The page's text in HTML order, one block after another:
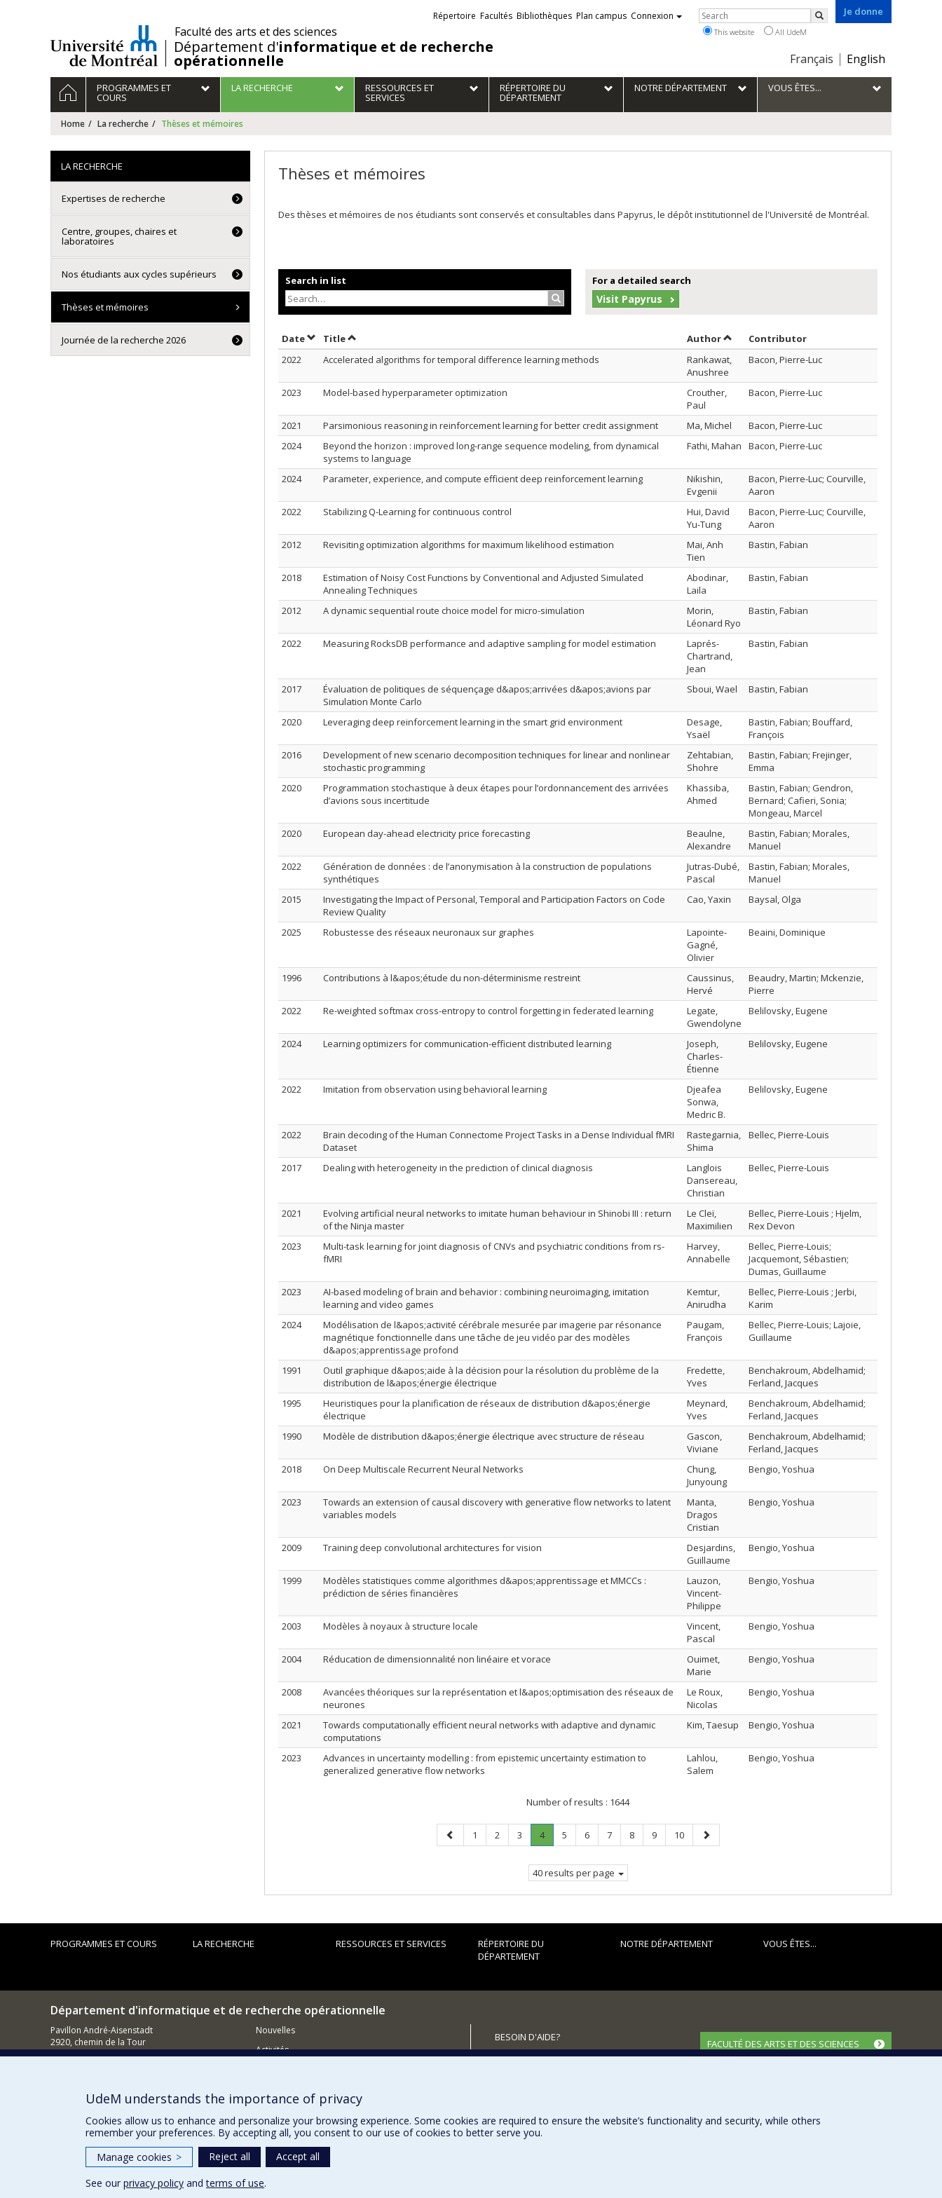
/Faculté des arts et des sciences
Département d'informatique et de recherche
opérationnelle
Je donne
Choix
la
langue
Français English
Liens
externes
Répertoire Facultés Bibliothèques Plan campus Connexion Rechercher
Search
This website All UdeM
Navigation
principale
HOMEPROGRAMMES ET
COURS
LA RECHERCHE RESSOURCES ET
SERVICES
RÉPERTOIRE DU
DÉPARTEMENT
NOTRE DÉPARTEMENT VOUS ÊTES...
Home La recherche Thèses et mémoires
Thèses et mémoires
Des thèses et mémoires de nos étudiants sont conservés et consultables dans Papyrus, le dépôt institutionnel de l'Université de Montréal.
Search in list
Search…
For a detailed search
Visit Papyrus
DateSort by date in ascending order
TitleSort by title in ascending order AuthorSort by author in ascending order
Contributor
2022
Accelerated algorithms for temporal difference learning methods
Rankawat,
Anushree
Bacon, Pierre-Luc
2023 Model-based hyperparameter optimization
Crouther,
Paul
Bacon, Pierre-Luc
2021 Parsimonious reasoning in reinforcement learning for better credit assignment Ma, Michel
Bacon, Pierre-Luc
2024
Beyond the horizon : improved long-range sequence modeling, from dynamical
systems to language
Fathi, Mahan Bacon, Pierre-Luc
2024 Parameter, experience, and compute efficient deep reinforcement learning
Nikishin,
Evgenii
Bacon, Pierre-Luc; Courville,
Aaron
2022
Stabilizing Q-Learning for continuous control
Hui, David
Yu-Tung
Bacon, Pierre-Luc; Courville,
Aaron
2012
Revisiting optimization algorithms for maximum likelihood estimation
Mai, Anh
Tien
Bastin, Fabian
2018
Estimation of Noisy Cost Functions by Conventional and Adjusted Simulated
Annealing Techniques
Abodinar,
Laila
Bastin, Fabian
2012 A dynamic sequential route choice model for micro-simulation
Morin,
Léonard Ryo
Bastin, Fabian
2022 Measuring RocksDB performance and adaptive sampling for model estimation
Laprés-
Chartrand,
Jean
Bastin, Fabian
2017
Évaluation de politiques de séquençage d&apos;arrivées d&apos;avions par
Simulation Monte Carlo
Sboui, Wael Bastin, Fabian
2020 Leveraging deep reinforcement learning in the smart grid environment
Desage,
Ysaël
Bastin, Fabian; Bouffard,
François
2016
Development of new scenario decomposition techniques for linear and nonlinear
stochastic programming
Zehtabian,
Shohre
Bastin, Fabian; Frejinger,
Emma
2020
Programmation stochastique à deux étapes pour l’ordonnancement des arrivées
d’avions sous incertitude
Khassiba,
Ahmed
Bastin, Fabian; Gendron,
Bernard; Cafieri, Sonia;
Mongeau, Marcel
2020
European day-ahead electricity price forecasting
Beaulne,
Alexandre
Bastin, Fabian; Morales,
Manuel
2022
Génération de données : de l’anonymisation à la construction de populations
synthétiques
Jutras-Dubé,
Pascal
Bastin, Fabian; Morales,
Manuel
2015
Investigating the Impact of Personal, Temporal and Participation Factors on Code
Review Quality
Cao, Yaxin Baysal, Olga
2025 Robustesse des réseaux neuronaux sur graphes
Lapointe-
Gagné,
Olivier
Beaini, Dominique
1996 Contributions à l&apos;étude du non-déterminisme restreint
Caussinus,
Hervé
Beaudry, Martin; Mckenzie,
Pierre
2022
Re-weighted softmax cross-entropy to control forgetting in federated learning
Legate,
Gwendolyne
Belilovsky, Eugene
2024 Learning optimizers for communication-efficient distributed learning
Joseph,
Charles-
Étienne
Belilovsky, Eugene
2022 Imitation from observation using behavioral learning
Djeafea
Sonwa,
Medric B.
Belilovsky, Eugene
2022
Brain decoding of the Human Connectome Project Tasks in a Dense Individual fMRI
Dataset
Rastegarnia,
Shima
Bellec, Pierre-Louis
2017 Dealing with heterogeneity in the prediction of clinical diagnosis
Langlois
Dansereau,
Christian
Bellec, Pierre-Louis
2021
Evolving‌ ‌artificial‌ ‌neural‌ ‌networks‌‌ ‌to‌ ‌imitate‌ ‌human‌ ‌behaviour‌‌ ‌in‌ ‌Shinobi‌ ‌III‌ ‌:‌ ‌return‌
‌of‌ ‌the‌ ‌Ninja‌ ‌master‌
Le Cleï,
Maximilien
Bellec, Pierre-Louis ; Hjelm,
Rex Devon
2023
Multi-task learning for joint diagnosis of CNVs and psychiatric conditions from rs-
fMRI
Harvey,
Annabelle
Bellec, Pierre-Louis;
Jacquemont, Sébastien;
Dumas, Guillaume
2023
AI-based modeling of brain and behavior : combining neuroimaging, imitation
learning and video games
Kemtur,
Anirudha
Bellec, Pierre-Louis ; Jerbi,
Karim
2024
Modélisation de l&apos;activité cérébrale mesurée par imagerie par résonance
magnétique fonctionnelle dans une tâche de jeu vidéo par des modèles
d&apos;apprentissage profond
Paugam,
François
Bellec, Pierre-Louis; Lajoie,
Guillaume
1991
Outil graphique d&apos;aide à la décision pour la résolution du problème de la
distribution de l&apos;énergie électrique
Fredette,
Yves
Benchakroum, Abdelhamid;
Ferland, Jacques
1995
Heuristiques pour la planification de réseaux de distribution d&apos;énergie
électrique
Meynard,
Yves
Benchakroum, Abdelhamid;
Ferland, Jacques
1990
Modèle de distribution d&apos;énergie électrique avec structure de réseau
Gascon,
Viviane
Benchakroum, Abdelhamid;
Ferland, Jacques
2018
On Deep Multiscale Recurrent Neural Networks
Chung,
Junyoung
Bengio, Yoshua
2023
Towards an extension of causal discovery with generative flow networks to latent
variables models
Manta,
Dragos
Cristian
Bengio, Yoshua
2009 Training deep convolutional architectures for vision
Desjardins,
Guillaume
Bengio, Yoshua
1999
Modèles statistiques comme algorithmes d&apos;apprentissage et MMCCs :
prédiction de séries financières
Lauzon,
Vincent-
Philippe
Bengio, Yoshua
2003 Modèles à noyaux à structure locale
Vincent,
Pascal
Bengio, Yoshua
2004 Réducation de dimensionnalité non linéaire et vorace
Ouimet,
Marie
Bengio, Yoshua
2008
Avancées théoriques sur la représentation et l&apos;optimisation des réseaux de
neurones
Le Roux,
Nicolas
Bengio, Yoshua
2021
Towards computationally efficient neural networks with adaptive and dynamic
computations
Kim, Taesup Bengio, Yoshua
2023
Advances in uncertainty modelling : from epistemic uncertainty estimation to
generalized generative flow networks
Lahlou,
Salem
Bengio, Yoshua
Number of results : 1644
Previous
page
Page
1 Page
2 Page
3 Page
4.
Current
Page
5 Page
6 Page
7 Page
8 Page
9 Page
10
Next
page
40 results per page
LA RECHERCHE
Expertises de recherche
Centre, groupes, chaires et
laboratoires
Nos étudiants aux cycles supérieurs
Thèses et mémoires
Journée de la recherche 2026
PROGRAMMES ET COURS LA RECHERCHE RESSOURCES ET SERVICES
RÉPERTOIRE DU
DÉPARTEMENT
NOTRE DÉPARTEMENT VOUS ÊTES...
Département d'informatique et de recherche opérationnelle
Pavillon André-Aisenstadt
2920, chemin de la Tour
Montréal (QC)
Nouvelles
Activités
BESOIN D'AIDE?
Plan du site
FACULTÉ DES ARTS ET DES SCIENCES
Terms of use Cookie Settings
UdeM understands the importance of privacy
Cookies allow us to enhance and personalize your browsing experience. Some cookies are required to ensure the website’s functionality and security, while others
remember your preferences. By accepting all, you consent to our use of cookies to better serve you.
Manage cookies > Reject all
Accept all
See our privacy policy andterms of use.